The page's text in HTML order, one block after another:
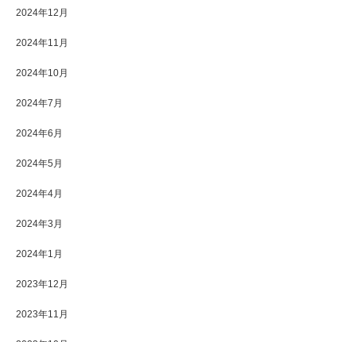
2024年12月
2024年11月
2024年10月
2024年7月
2024年6月
2024年5月
2024年4月
2024年3月
2024年1月
2023年12月
2023年11月